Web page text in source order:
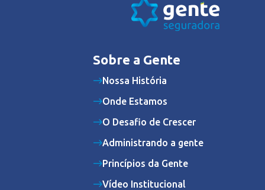
Sobre a Gente
Nossa História
Onde Estamos
O Desafio de Crescer
Administrando a gente
Princípios da Gente
Vídeo Institucional